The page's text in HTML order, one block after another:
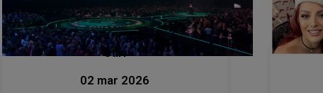
Stiri
02 mar 2026